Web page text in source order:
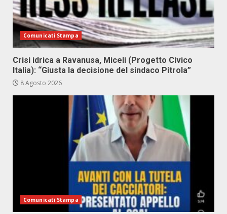
Comunicati Stampa
Crisi idrica a Ravanusa, Miceli (Progetto Civico
Italia): “Giusta la decisione del sindaco Pitrola”
8 Agosto 2026
Comunicati Stampa